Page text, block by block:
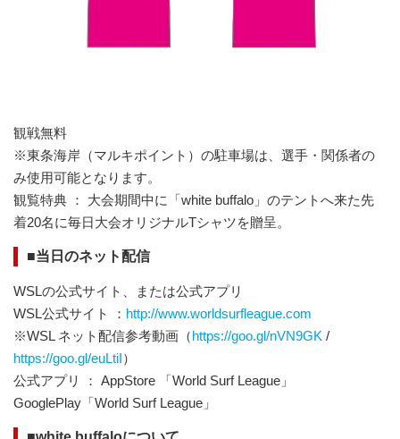
観戦無料
※東条海岸（マルキポイント）の駐車場は、選手・関係者の
み使用可能となります。
観覧特典 ： 大会期間中に「white buffalo」のテントへ来た先
着20名に毎日大会オリジナルTシャツを贈呈。
■当日のネット配信
WSLの公式サイト、または公式アプリ
WSL公式サイト ： http://www.worldsurfleague.com
※WSL ネット配信参考動画（https://goo.gl/nVN9GK /
https://goo.gl/euLtiI）
公式アプリ ： AppStore 「World Surf League」
GooglePlay「World Surf League」